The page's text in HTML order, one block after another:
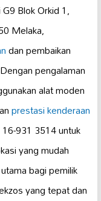
Blok Orkid 1,
Melaka,
dan pembaikan
pengalaman
alat moden
prestasi kenderaan
931 3514 untuk
yang mudah
bagi pemilik
yang tepat dan